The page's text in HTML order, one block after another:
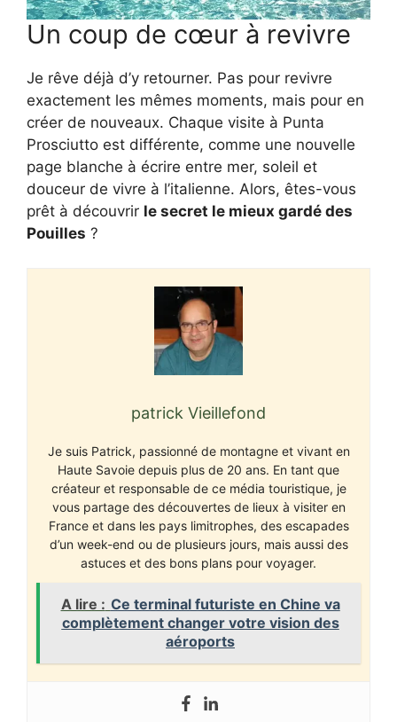
Un coup de cœur à revivre
Je rêve déjà d’y retourner. Pas pour revivre
exactement les mêmes moments, mais pour en
créer de nouveaux. Chaque visite à Punta
Prosciutto est différente, comme une nouvelle
page blanche à écrire entre mer, soleil et
douceur de vivre à l’italienne. Alors, êtes-vous
prêt à découvrir le secret le mieux gardé des
Pouilles ?
patrick Vieillefond
Je suis Patrick, passionné de montagne et vivant en
Haute Savoie depuis plus de 20 ans. En tant que
créateur et responsable de ce média touristique, je
vous partage des découvertes de lieux à visiter en
France et dans les pays limitrophes, des escapades
d’un week-end ou de plusieurs jours, mais aussi des
astuces et des bons plans pour voyager.
A lire : Ce terminal futuriste en Chine va
complètement changer votre vision des
aéroports